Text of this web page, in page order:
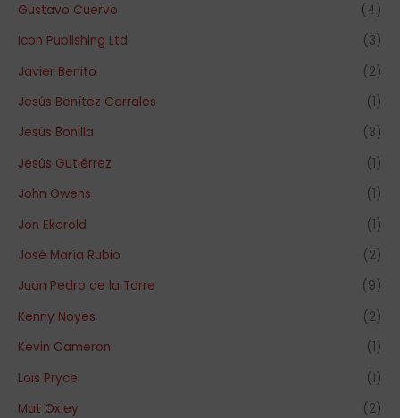
Gustavo Cuervo
(4)
Icon Publishing Ltd
(3)
Javier Benito
(2)
Jesús Benítez Corrales
(1)
Jesús Bonilla
(3)
Jesús Gutiérrez
(1)
John Owens
(1)
Jon Ekerold
(1)
José María Rubio
(2)
Juan Pedro de la Torre
(9)
Kenny Noyes
(2)
Kevin Cameron
(1)
Lois Pryce
(1)
Mat Oxley
(2)